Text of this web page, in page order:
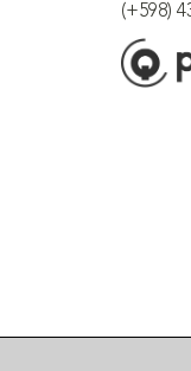
(+598)